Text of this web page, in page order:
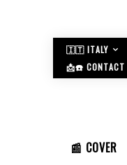
🇮🇹 ITALY
📩☎️ CONTACT
📰 COVER